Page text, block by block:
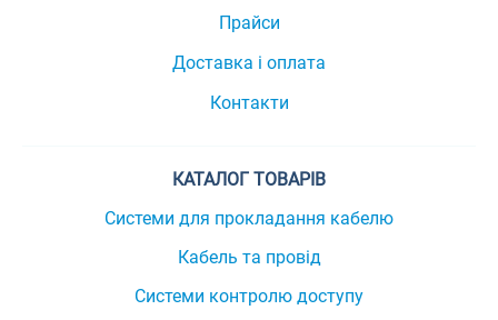
Прайси
Доставка і оплата
Контакти
КАТАЛОГ ТОВАРІВ
Системи для прокладання кабелю
Кабель та провід
Системи контролю доступу